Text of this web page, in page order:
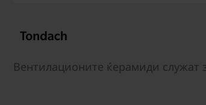
Вентилационите ќерамиди служат